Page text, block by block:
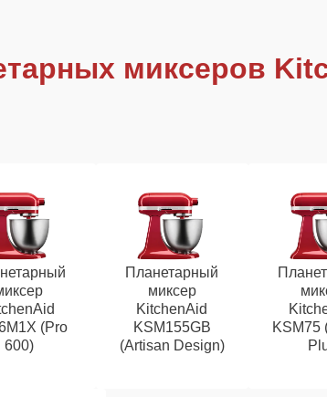
миксеров
(Pro
600)
Планетарный
миксер
KitchenAid
KSM155GB
(Artisan Design)
KSM75